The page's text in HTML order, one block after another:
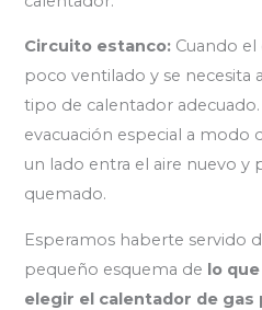
Circuito estanco: Cuando el
poco ventilado y se necesita
tipo de calentador
evacuación especial a
un lado entra el aire nuevo y
quemado.
Esperamos haberte servido
pequeño esquema de lo
elegir el calentador de